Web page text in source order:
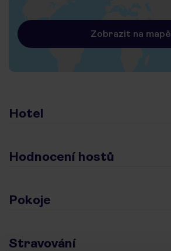
Zobrazit na mapě
Hotel
Hodnocení hostů
Pokoje
Stravování